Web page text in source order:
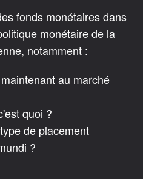
fonds monétaires dans
monétaire de la
notamment :
au marché
quoi ?
de placement
?